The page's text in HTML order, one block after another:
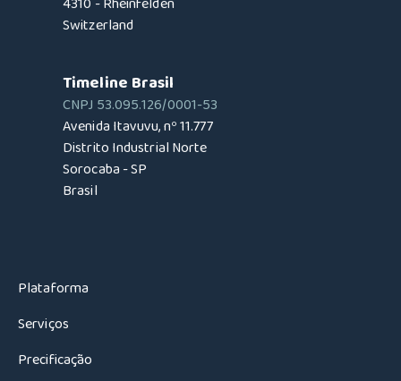
Switzerland
Timeline Brasil
CNPJ 53.095.126/0001-53
Avenida Itavuvu, nº 11.777
Distrito Industrial Norte
Sorocaba - SP
Brasil
Plataforma
Serviços
Precificação